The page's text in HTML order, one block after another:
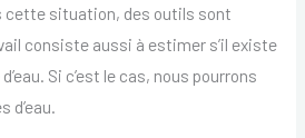
cette situation, des outils sont
consiste aussi à estimer s’il existe
Si c’est le cas, nous pourrons
d’eau.